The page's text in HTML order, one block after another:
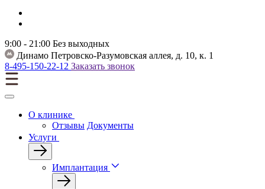
9:00 - 21:00 Без выходных
Динамо Петровско-Разумовская аллея, д. 10, к. 1
8-495-150-22-12 Заказать звонок
О клинике
Отзывы Документы
Услуги
Имплантация